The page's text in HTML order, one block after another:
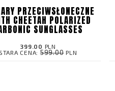
PRZECIWSŁONECZNE
CHEETAH POLARIZED
SUNGLASSES
399.00 PLN
STARA CENA:599.00PLN